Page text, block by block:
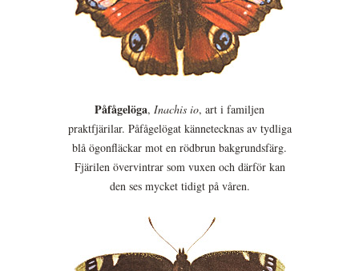
Påfågelöga, Inachis io, art i familjen
praktfjärilar. Påfågelögat kännetecknas av tydliga
blå ögonfläckar mot en rödbrun bakgrundsfärg.
Fjärilen övervintrar som vuxen och därför kan
den ses mycket tidigt på våren.